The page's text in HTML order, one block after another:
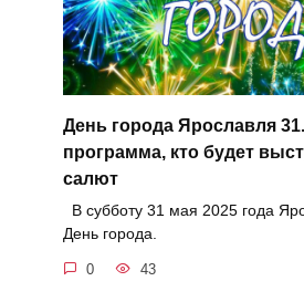
День города Ярославля
программа, кто будет
салют
В субботу 31 мая 2025 года
День города.
0 43